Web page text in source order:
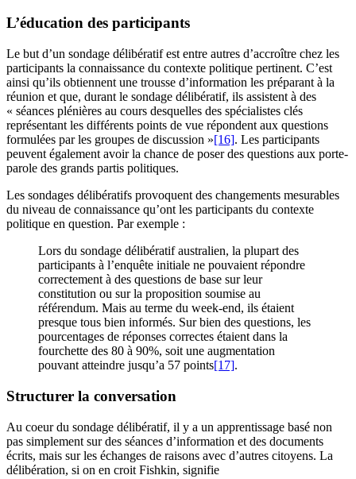
L’éducation des participants
Le but d’un sondage délibératif est entre autres d’accroître chez les
participants la connaissance du contexte politique pertinent. C’est
ainsi qu’ils obtiennent une trousse d’information les préparant à la
réunion et que, durant le sondage délibératif, ils assistent à des
« séances plénières au cours desquelles des spécialistes clés
représentant les différents points de vue répondent aux questions
formulées par les groupes de discussion »[16]. Les participants
peuvent également avoir la chance de poser des questions aux porte-
parole des grands partis politiques.
Les sondages délibératifs provoquent des changements mesurables
du niveau de connaissance qu’ont les participants du contexte
politique en question. Par exemple :
Lors du sondage délibératif australien, la plupart des
participants à l’enquête initiale ne pouvaient répondre
correctement à des questions de base sur leur
constitution ou sur la proposition soumise au
référendum. Mais au terme du week-end, ils étaient
presque tous bien informés. Sur bien des questions, les
pourcentages de réponses correctes étaient dans la
fourchette des 80 à 90%, soit une augmentation
pouvant atteindre jusqu’a 57 points[17].
Structurer la conversation
Au coeur du sondage délibératif, il y a un apprentissage basé non
pas simplement sur des séances d’information et des documents
écrits, mais sur les échanges de raisons avec d’autres citoyens. La
délibération, si on en croit Fishkin, signifie